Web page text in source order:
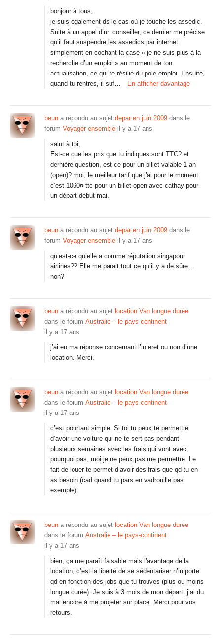
bonjour à tous,
je suis également ds le cas où je touche les assedic.
Suite à un appel d’un conseiller, ce dernier me précise
qu’il faut suspendre les assedics par internet
simplement en cochant la case « je ne suis plus à la
recherche d’un emploi » au moment de ton
actualisation, ce qui te résilie du pole emploi. Ensuite,
quand tu rentres, il suf…
En afficher davantage
beun a répondu au sujet depar en juin 2009 dans le
forum Voyager ensemble il y a 17 ans
salut à toi,
Est-ce que les prix que tu indiques sont TTC? et
dernière question, est-ce pour un billet valable 1 an
(open)? moi, le meilleur tarif que j’ai pour le moment
c’est 1060¤ ttc pour un billet open avec cathay pour
un départ début mai.
beun a répondu au sujet depar en juin 2009 dans le
forum Voyager ensemble il y a 17 ans
qu’est-ce qu’elle a comme réputation singapour
airlines?? Elle me parait tout ce qu’il y a de sûre…
non?
beun a répondu au sujet location Van longue durée
dans le forum Australie – le pays-continent
il y a 17 ans
j’ai eu ma réponse concernant l’interet ou non d’une
location. Merci.
beun a répondu au sujet location Van longue durée
dans le forum Australie – le pays-continent
il y a 17 ans
c’est pourtant simple. Si toi tu peux te permettre
d’avoir une voiture qui ne te sert pas pendant
plusieurs semaines avec les frais qui vont avec,
pourquoi pas, moi je ne peux pas me permettre. Le
fait de louer te permet d’avoir des frais que qd tu en
as besoin (cad quand tu pars en vadrouille pas
exemple).
beun a répondu au sujet location Van longue durée
dans le forum Australie – le pays-continent
il y a 17 ans
bien, ça me paraît faisable mais l’avantage de la
location, c’est la liberté de se sédentariser n’importe
qd en fonction des jobs que tu trouves (plus ou moins
longue durée). Je suis à 3 mois de mon départ, j’ai du
mal encore à me projeter sur place. Merci pour vos
retours.